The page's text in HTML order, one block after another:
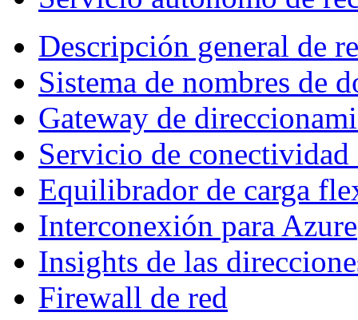
Descripción general de
Sistema de nombres de
Gateway de
Servicio de conectividad
Equilibrador de carga
Interconexión para Azure
Insights de las
Firewall de red